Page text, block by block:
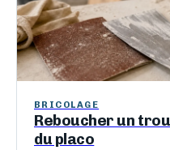
BRICOLAGE
Reboucher un
du placo